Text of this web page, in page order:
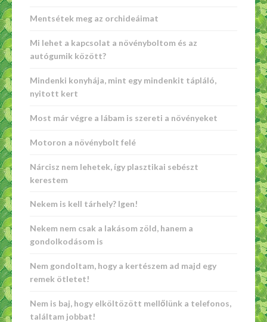
Mentsétek meg az orchideáimat
Mi lehet a kapcsolat a növényboltom és az
autógumik között?
Mindenki konyhája, mint egy mindenkit tápláló,
nyitott kert
Most már végre a lábam is szereti a növényeket
Motoron a növénybolt felé
Nárcisz nem lehetek, így plasztikai sebészt
kerestem
Nekem is kell tárhely? Igen!
Nekem nem csak a lakásom zöld, hanem a
gondolkodásom is
Nem gondoltam, hogy a kertészem ad majd egy
remek ötletet!
Nem is baj, hogy elköltözött mellőlünk a telefonos,
találtam jobbat!